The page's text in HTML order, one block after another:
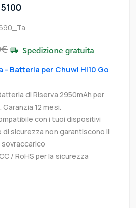
Batteria per Chuwi Hi10 Go
di Riserva 2950mAh per
Garanzia 12 mesi.
con i tuoi dispositivi
sicurezza non garantiscono il
/ RoHS per la sicurezza